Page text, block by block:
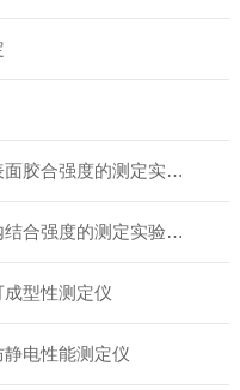
人造板表面胶合强度的测定实验夹具
人造板内结合强度的测定实验夹具
成型性测定仪
静电性能测定仪